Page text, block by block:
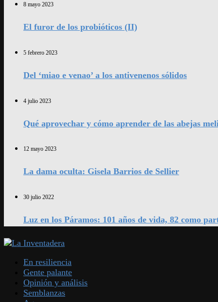
8 mayo 2023
El furor de los probióticos (II)
5 febrero 2023
Del ‘miao e venao’ a los antivenenos sólidos
4 julio 2023
Qué aprovechar y cómo aprender de las abejas
12 mayo 2023
La dama oculta: Gisela Barrios de Sellier
30 julio 2022
Luz en los Páramos: 101 años de vida, 82 como
En resiliencia
Gente palante
Opinión y análisis
Semblanzas